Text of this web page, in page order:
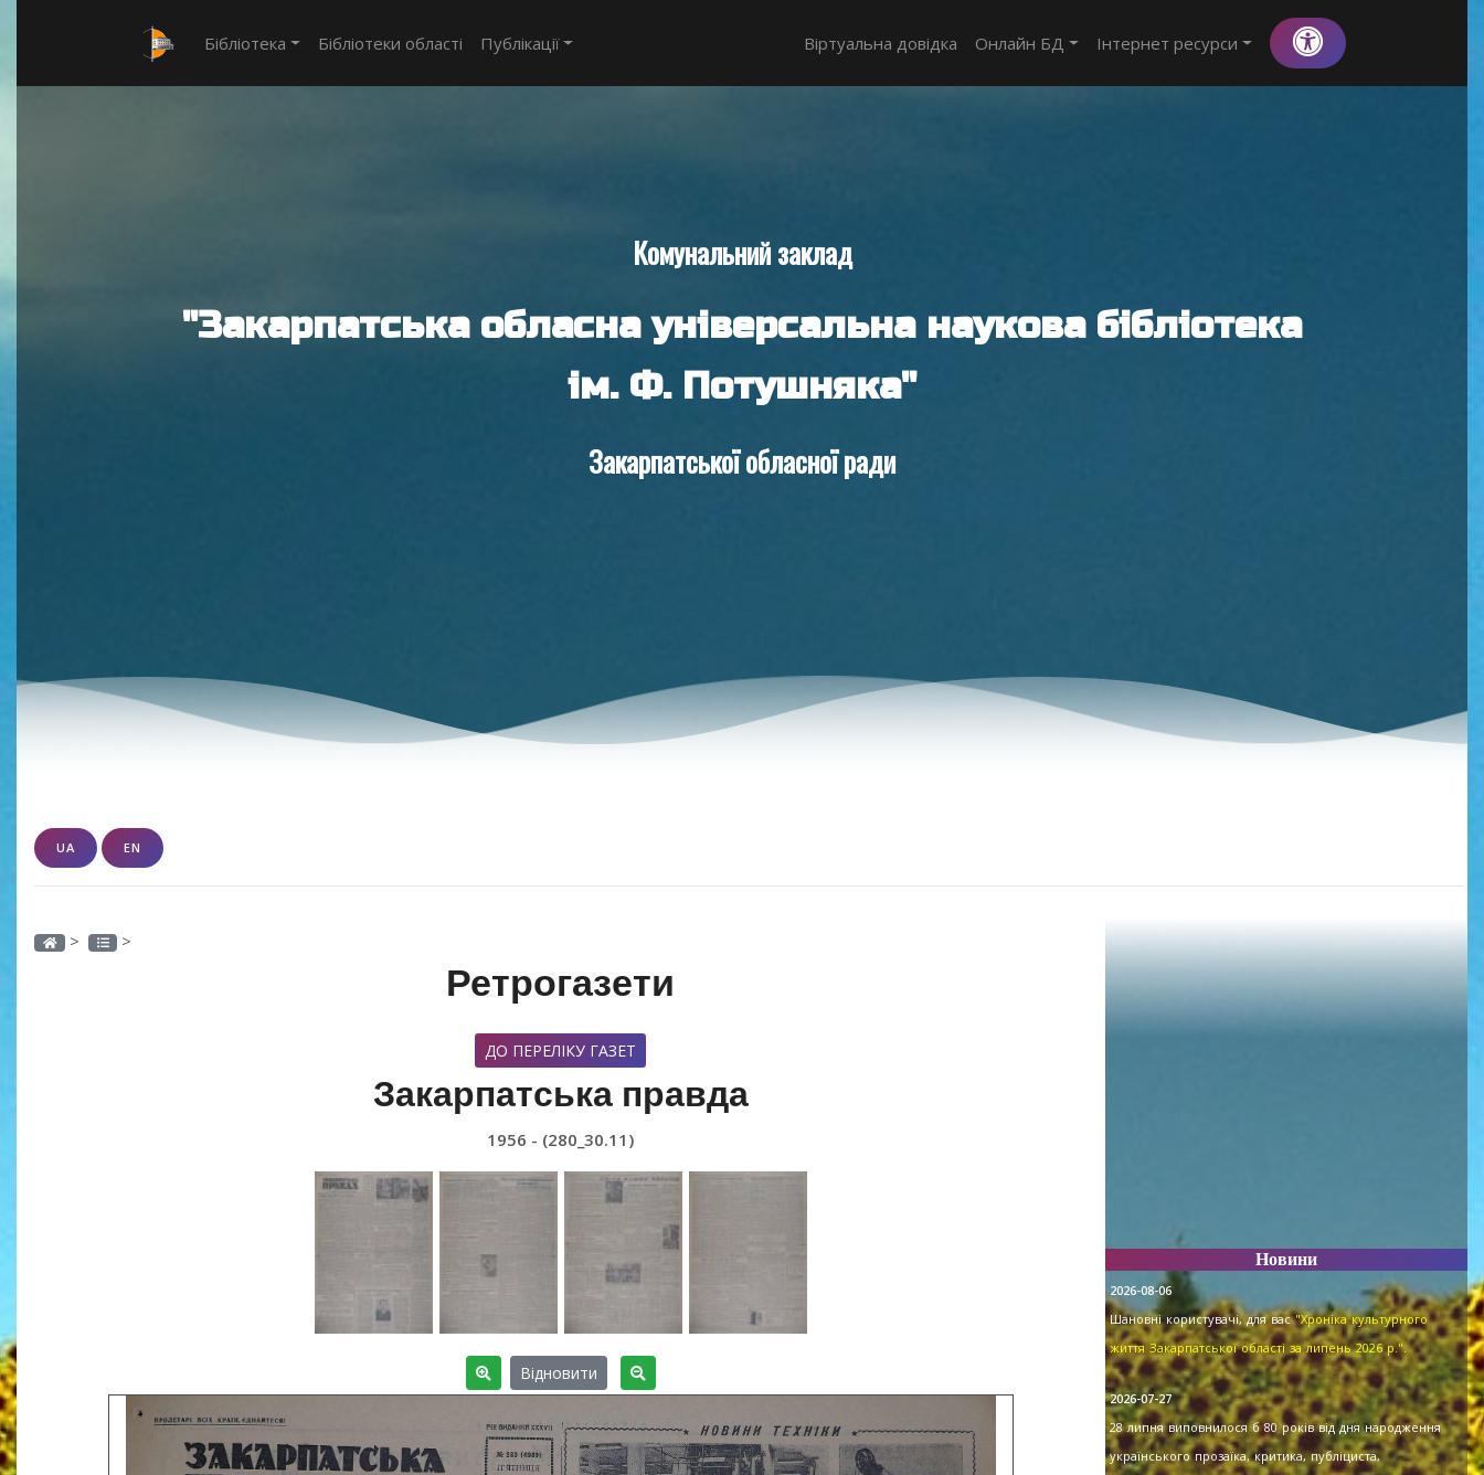
Бібліотека Бібліотеки області Публікації Віртуальна довідка Онлайн БД Інтернет ресурси
Комунальний заклад
"Закарпатська обласна універсальна наукова бібліотека
ім. Ф. Потушняка"
Закарпатської обласної ради
UA EN
> >
Ретрогазети
ДО ПЕРЕЛІКУ ГАЗЕТ
Закарпатська правда
1956 - (280_30.11)
Відновити
Новини
2026-08-06
Шановні користувачі, для вас"Хроніка культурного
життя Закарпатської області за липень 2026 р.".
2026-07-27
28 липня виповнилося б 80 років від дня народження
українського прозаїка, критика, публіциста,